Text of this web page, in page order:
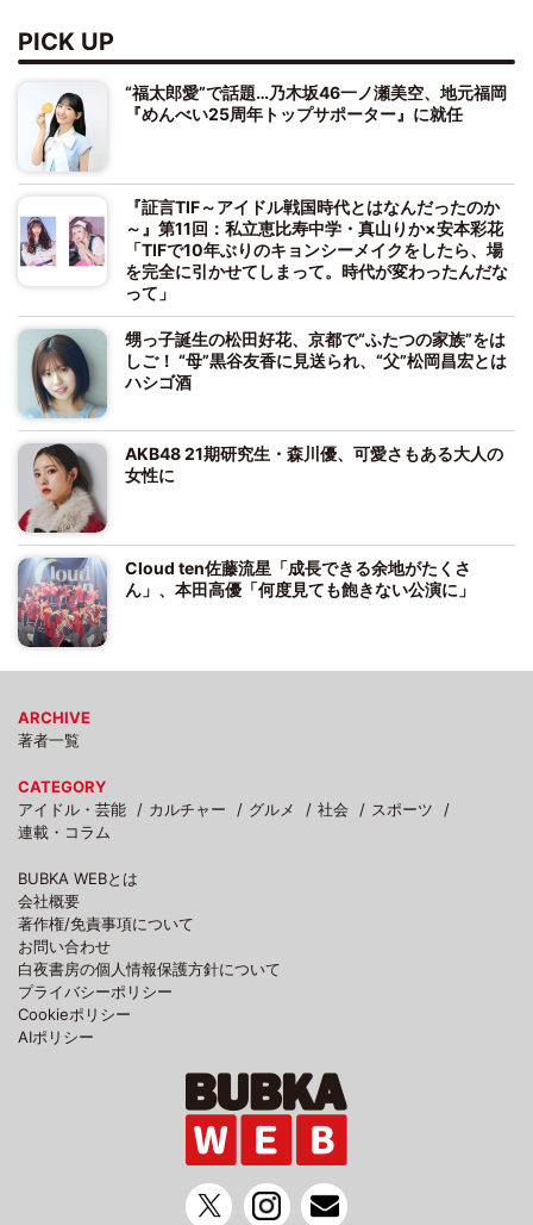
PICK UP
“福太郎愛”で話題…乃木坂46一ノ瀬美空、地元福岡
『めんべい25周年トップサポーター』に就任
『証言TIF～アイドル戦国時代とはなんだったのか
～』第11回：私立恵比寿中学・真山りか×安本彩花
「TIFで10年ぶりのキョンシーメイクをしたら、場
を完全に引かせてしまって。時代が変わったんだな
って」
甥っ子誕生の松田好花、京都で“ふたつの家族”をは
しご！ “母”黒谷友香に見送られ、“父”松岡昌宏とは
ハシゴ酒
AKB48 21期研究生・森川優、可愛さもある大人の
女性に
Cloud ten佐藤流星「成長できる余地がたくさ
ん」、本田高優「何度見ても飽きない公演に」
ARCHIVE
著者一覧
CATEGORY
アイドル・芸能
カルチャー グルメ 社会
スポーツ
連載・コラム
BUBKA WEBとは
会社概要
著作権/免責事項について
お問い合わせ
白夜書房の個人情報保護方針について
プライバシーポリシー
Cookieポリシー
AIポリシー